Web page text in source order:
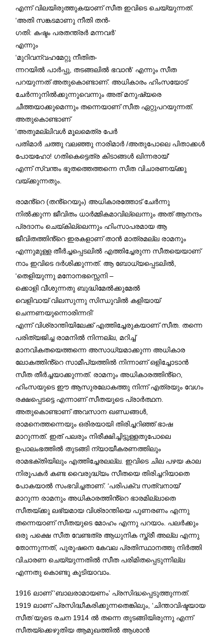
എന്ന് വിലയിരുത്തുകയാണ് സീത ഇവിടെ ചെയ്യുന്നത്.
‘അതി സങ്കടമാണു നീതി തൻ-
ഗതി: കഷ്ടം പരതന്ത്രർ മന്നവർ’
എന്നും
‘മുറിവന്വഹമേറ്റു നീതിത-
ന്നറയിൽ പാർപ്പു, തടങ്ങലിൽ ഭവാൻ’ എന്നും സീത
പറയുന്നത് അതുകൊണ്ടാണ്. അധികാരം ഹിംസയോട്
ചേർന്നുനിൽക്കുന്നുവെന്നും അത് മനുഷ്യരെ
ചീത്തയാക്കുമെന്നും തന്നെയാണ് സീത ഏറ്റുപറയുന്നത്.
അതുകൊണ്ടാണ്
‘അതുമല്ലിവൾ മൂലമെത്ര പേർ
പതിമാർ ചത്തു വലഞ്ഞു നാരിമാർ /അതുപോലെ പിതാക്കൾ
പോയഹോ! ഗതികെട്ടെത്ര കിടാങ്ങൾ ഖിന്നരായ്’
എന്ന് സ്വന്തം ഭൂതത്തെത്തന്നെ സീത വിചാരണയ്ക്കു
വയ്ക്കുന്നതും.
രാമൻ്റെ (തൻ്റെയും) അധികാരത്തോട് ചേർന്നു
നിൽക്കുന്ന ജീവിതം ധാർമ്മികമാവില്ലെന്നും അത് ആനന്ദം
പ്രദാനം ചെയ്കില്ലെന്നും ഹിംസാപരമായ ആ
ജീവിതത്തിൻ്റെ ഇരകളാണ് താൻ മാത്രമല്ല രാമനും
എന്നുമുള്ള തീർച്ചപ്പെടലിൽ എത്തിച്ചേരുന്ന സീതയെയാണ്
നാം ഇവിടെ ദർശിക്കുന്നത്. ആ ബോധ്യപ്പെടലിൽ,
‘തെളിയുന്നു മനോനഭസ്സെനി –
ക്കൊളി വീശുന്നതു ബുദ്ധിമേൽക്കുമേൽ
വെളിവായ് വിലസുന്നു സിന്ധുവിൽ കളിയായ്
ചെന്നണയുന്നൊരിന്നദി’
എന്ന് വിശ്രാന്തിയിലേക്ക് എത്തിച്ചേരുകയാണ് സീത. തന്നെ
പരിത്യജിച്ച രാമനിൽ നിന്നല്ല, മറിച്ച്
മാനവികതയെത്തന്നെ അസാധ്യമാക്കുന്ന അധികാര
ലോകത്തിൻ്റെ സാമീപ്യത്തിൽ നിന്നാണ് ഒളിച്ചോടാൻ
സീത തീർച്ചയാക്കുന്നത്. രാമനും അധികാരത്തിൻ്റെ,
ഹിംസയുടെ ഈ ആസുരലോകത്തു നിന്ന് എത്രയും വേഗം
രക്ഷപ്പെടട്ടെ എന്നാണ് സീതയുടെ പ്രാർത്ഥന.
അതുകൊണ്ടാണ് അവസാന ഖണ്ഡങ്ങൾ,
രാമനെത്തന്നെയും ഒരിരയായി തിരിച്ചറിഞ്ഞ് ഭാഷ
മാറുന്നത്. ഇത് പലരും നിരീക്ഷിച്ചിട്ടുള്ളതുപോലെ
ഉപാലംഭത്തിൽ തുടങ്ങി ന്യായീകരണത്തിലും
രാമഭക്തിയിലും എത്തിച്ചേരലല്ല. ഇവിടെ ചില പഴയ കാല
നിരൂപകർ കണ്ട വൈരുദ്ധ്യം സീതയെ തിരിച്ചറിയാതെ
പോകയാൽ സംഭവിച്ചതാണ്. ‘പരിപക്വ സത്വനായ്’
മാറുന്ന രാമനും അധികാരത്തിൻ്റെ ഭാരമില്ലാതെ
സീതയ്ക്കു ലഭ്യമായ വിശ്രാന്തിയെ പുണരണം എന്നു
തന്നെയാണ് സീതയുടെ മോഹം എന്നു പറയാം. പലർക്കും
ഒരു പക്ഷെ സീത വേണ്ടത്ര ആധുനിക സ്ത്രീ അല്ല എന്നു
തോന്നുന്നത്, പുരുഷനെ കേവല പ്രതിസ്ഥാനത്തു നിർത്തി
വിചാരണ ചെയ്യുന്നതിൽ സീത പരിമിതപ്പെടുന്നില്ല
എന്നതു കൊണ്ടു കൂടിയാവാം.
1916 ലാണ് ‘ബാലരാമായണം’ പ്രസിദ്ധപ്പെടുത്തുന്നത്.
1919 ലാണ് പ്രസിദ്ധീകരിക്കുന്നതെങ്കിലും, ‘ചിന്താവിഷ്ടയായ
സീത’യുടെ രചന 1914 ൽ തന്നെ തുടങ്ങിയിരുന്നു എന്ന്
സീതയ്ക്കെഴുതിയ ആമുഖത്തിൽ ആശാൻ